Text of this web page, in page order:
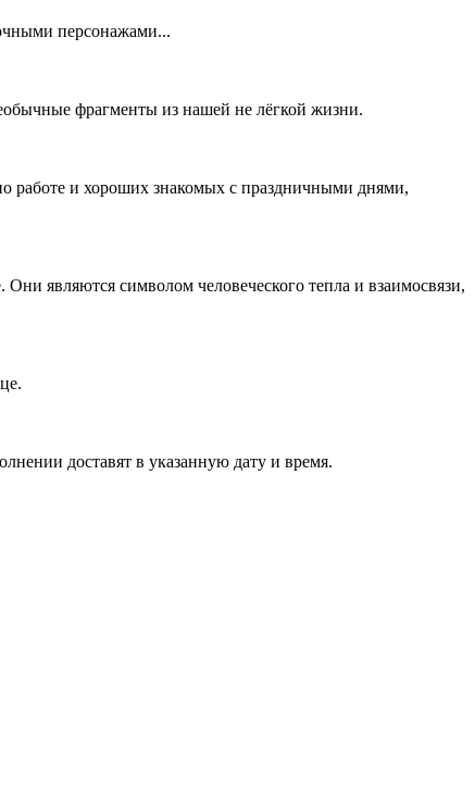
персонажами...
фрагменты из нашей не лёгкой жизни.
работе и хороших знакомых с праздничными днями,
являются символом человеческого тепла и взаимосвязи,
доставят в указанную дату и время.